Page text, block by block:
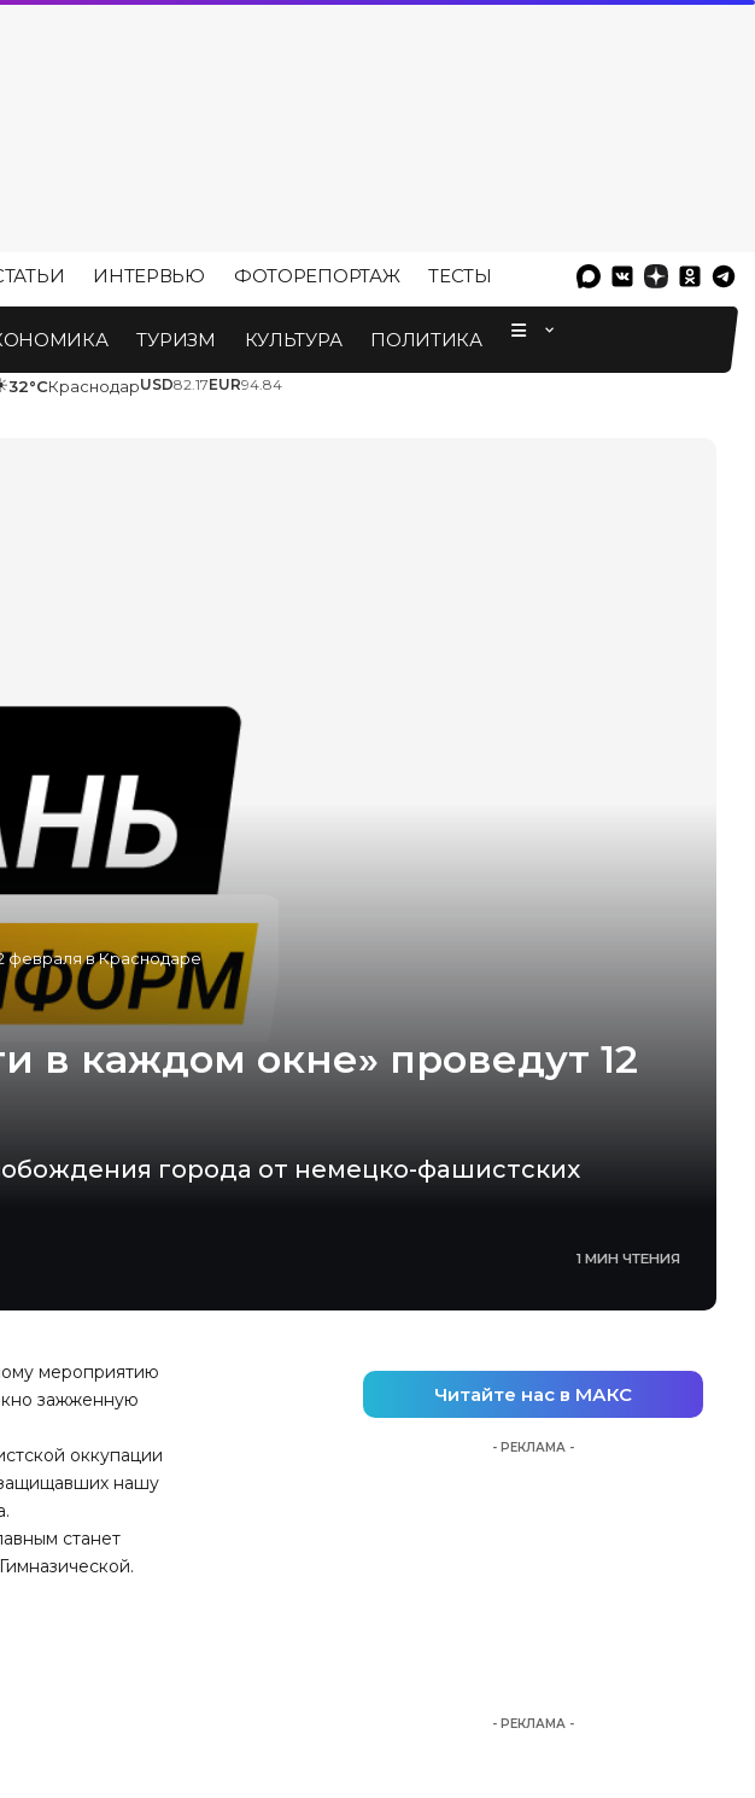
ИНТЕРВЬЮ ФОТОРЕПОРТАЖ ТЕСТЫ
ТУРИЗМ КУЛЬТУРА ПОЛИТИКА
32°CКраснодарUSD82.17EUR94.84
февраля в Краснодаре
в каждом окне» проведут 12
города от немецко-фашистских
1 МИН ЧТЕНИЯ
мероприятию
зажженную
оккупации
защищавших нашу
станет
Читайте нас в МАКС
- РЕКЛАМА -
- РЕКЛАМА -